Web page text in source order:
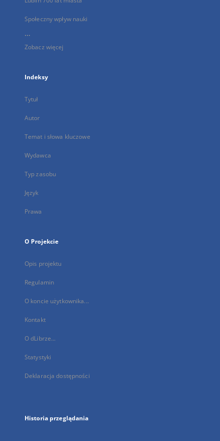
Społeczny wpływ nauki
...
Zobacz więcej
Indeksy
Tytuł
Autor
Temat i słowa kluczowe
Wydawca
Typ zasobu
Język
Prawa
O Projekcie
Opis projektu
Regulamin
O koncie użytkownika...
Kontakt
O dLibrze...
Statystyki
Deklaracja dostępności
Historia przeglądania